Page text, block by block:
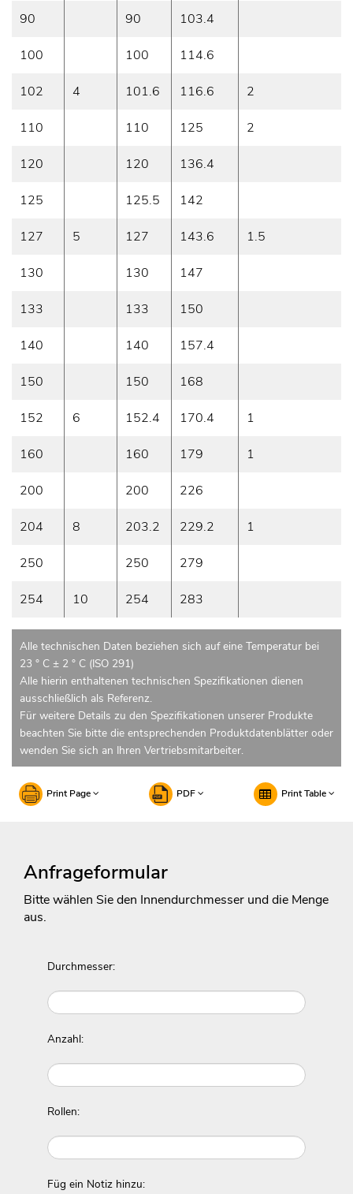
90 90 103.4
100 100 114.6
102 4 101.6 116.6 2
110 110 125 2
120 120 136.4
125 125.5 142
127 5 127 143.6 1.5
130 130 147
133 133 150
140 140 157.4
150 150 168
152 6 152.4 170.4 1
160 160 179 1
200 200 226
204 8 203.2 229.2 1
250 250 279
254 10 254 283
Alle technischen Daten beziehen sich auf eine Temperatur bei
23 ° C ± 2 ° C (ISO 291)
Alle hierin enthaltenen technischen Spezifikationen dienen
ausschließlich als Referenz.
Für weitere Details zu den Spezifikationen unserer Produkte
beachten Sie bitte die entsprechenden Produktdatenblätter oder
wenden Sie sich an Ihren Vertriebsmitarbeiter.
Print Page PDF Print Table
Anfrageformular
Bitte wählen Sie den Innendurchmesser und die Menge
aus.
Durchmesser:
Anzahl:
Rollen:
Füg ein Notiz hinzu: